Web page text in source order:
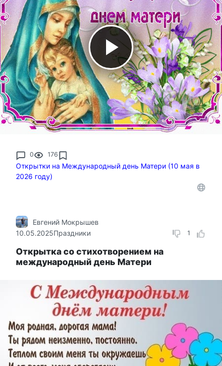
0 176
Открытки на Международный день Матери (10 мая в
2026 году)
1
Евгений Мокрышев
10.05.2025Праздники
Открытка со стихотворением на
международный день Матери